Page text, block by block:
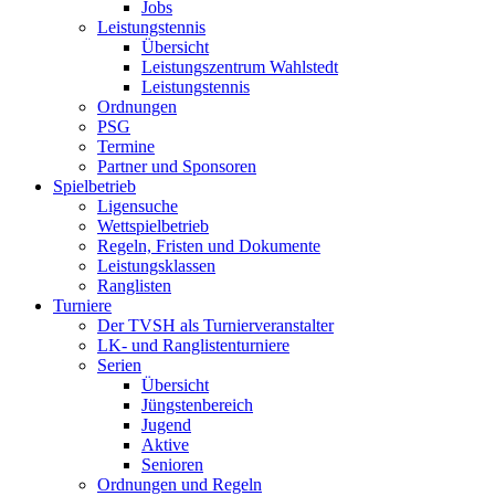
Jobs
Leistungstennis
Übersicht
Leistungszentrum Wahlstedt
Leistungstennis
Ordnungen
PSG
Termine
Partner und Sponsoren
Spielbetrieb
Ligensuche
Wettspielbetrieb
Regeln, Fristen und Dokumente
Leistungsklassen
Ranglisten
Turniere
Der TVSH als Turnierveranstalter
LK- und Ranglistenturniere
Serien
Übersicht
Jüngstenbereich
Jugend
Aktive
Senioren
Ordnungen und Regeln